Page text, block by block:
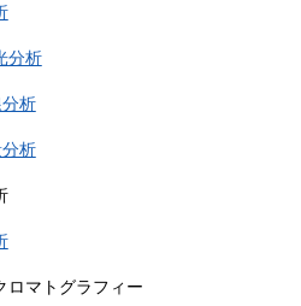
分析
析
析
ロマトグラフィー